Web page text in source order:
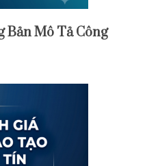
Bản Mô Tả Công